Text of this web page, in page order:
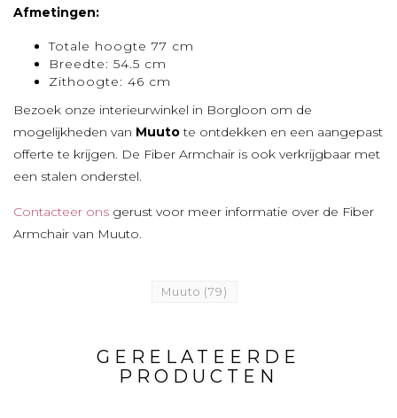
Afmetingen:
Totale hoogte 77 cm
Breedte: 54.5 cm
Zithoogte: 46 cm
Bezoek onze interieurwinkel in Borgloon om de
mogelijkheden van Muutote ontdekken en een aangepast
offerte te krijgen. De Fiber Armchair is ook verkrijgbaar met
een stalen onderstel.
Contacteer ons gerust voor meer informatie over de Fiber
Armchair van Muuto.
Muuto (79)
GERELATEERDE
PRODUCTEN